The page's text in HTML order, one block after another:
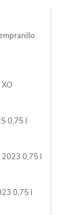
0,75 l
2023 0,75 l
0,75 l